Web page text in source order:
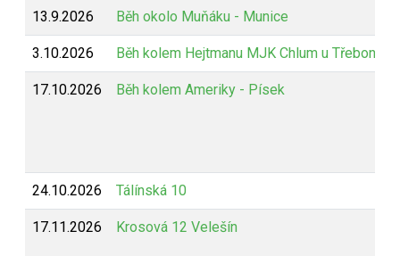
13.9.2026 Běh okolo Muňáku - Munice
3.10.2026 Běh kolem Hejtmanu MJK Chlum u Třeboně
17.10.2026 Běh kolem Ameriky - Písek
24.10.2026 Tálínská 10
17.11.2026 Krosová 12 Velešín